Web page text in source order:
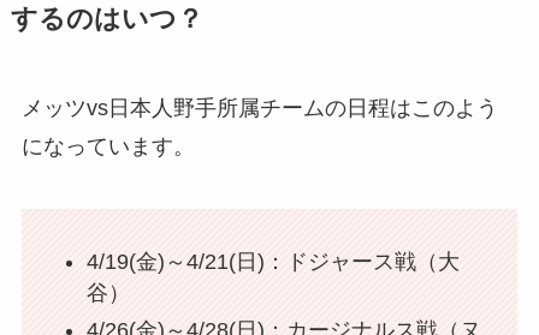
するのはいつ？
メッツvs日本人野手所属チームの日程はこのよう
になっています。
4/19(金)～4/21(日)：ドジャース戦（大
谷）
4/26(金)～4/28(日)：カージナルス戦（ヌ